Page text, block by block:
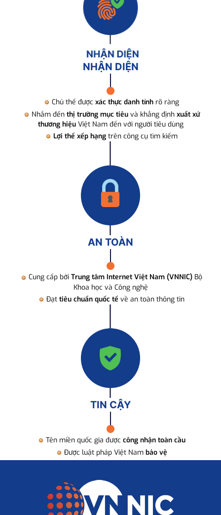
NHẬN DIỆN
Chủ thể được xác thực danh tính rõ ràng
Nhắm đến thị trường mục tiêuvà khẳng định xuất xứ
thương hiệuViệt Nam đến với người tiêu dùng
Lợi thế xếp hạng trên công cụ tìm kiếm
AN TOÀN
Cung cấp bởi Trung tâm Internet Việt Nam (VNNIC) Bộ
Khoa học và Công nghệ
Đạt tiêu chuẩn quốc tế về an toàn thông tin
TIN CẬY
Tên miền quốc gia được công nhận toàn cầu
Được luật pháp Việt Nam bảo vệ